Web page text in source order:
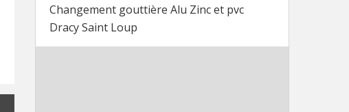
Changement gouttière Alu Zinc et pvc
Dracy Saint Loup